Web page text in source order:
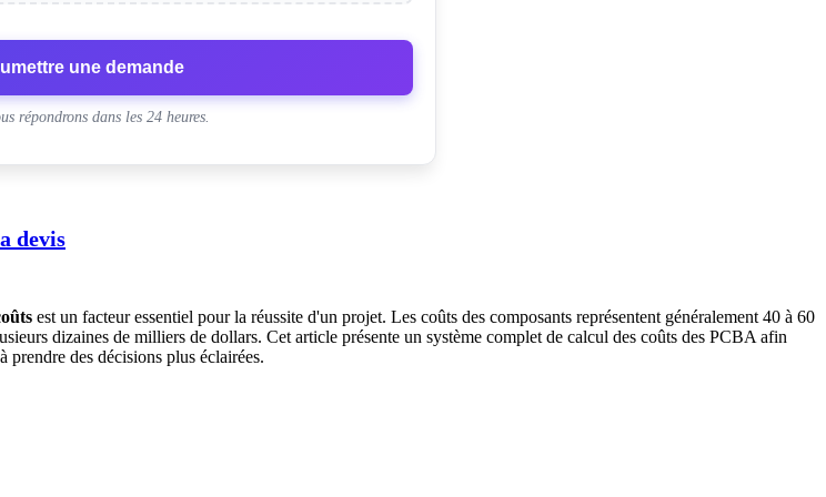
une demande
répondrons dans les 24 heures.
devis
est un facteur essentiel pour la réussite d'un projet. Les coûts des composants représentent généralement 40 à 60
dizaines de milliers de dollars. Cet article présente un système complet de calcul des coûts des PCBA afin
prendre des décisions plus éclairées.